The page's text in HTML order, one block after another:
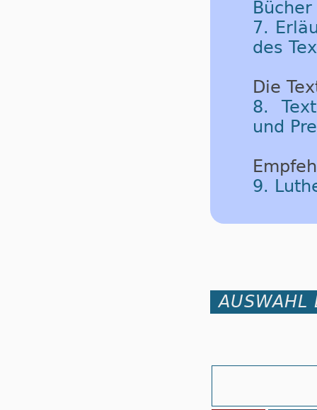
7.
des
Die
8.
und
9.
AUSWAHL